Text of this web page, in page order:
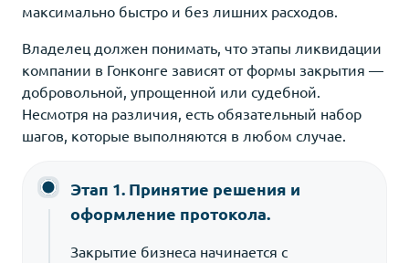
максимально быстро и без лишних расходов.
Владелец должен понимать, что этапы ликвидации
компании в Гонконге зависят от формы закрытия —
добровольной, упрощенной или судебной.
Несмотря на различия, есть обязательный набор
шагов, которые выполняются в любом случае.
Этап 1. Принятие решения и
оформление протокола.
Закрытие бизнеса начинается с